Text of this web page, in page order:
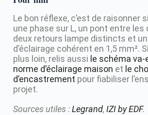
Le bon réflexe, c’est de raisonner
une phase sur L, un pont entre les
deux retours lampe distincts et
d’éclairage cohérent en 1,5 mm².
plus loin, relis aussi le schéma
norme d’éclairage maison et le
d’encastrement pour fiabiliser
projet.
Sources utiles :Legrand, IZI by EDF.